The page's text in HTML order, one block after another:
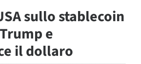
sullo stablecoin
e
il dollaro